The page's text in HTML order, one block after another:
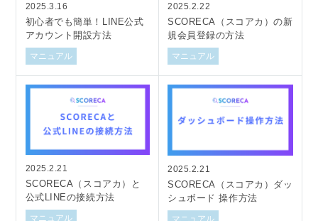
2025.3.16
初心者でも簡単！LINE公式
アカウント開設方法
マニュアル
2025.2.22
SCORECA（スコアカ）の新
規会員登録の方法
マニュアル
2025.2.21
SCORECA（スコアカ）と
公式LINEの接続方法
マニュアル
2025.2.21
SCORECA（スコアカ）ダッ
シュボード 操作方法
マニュアル